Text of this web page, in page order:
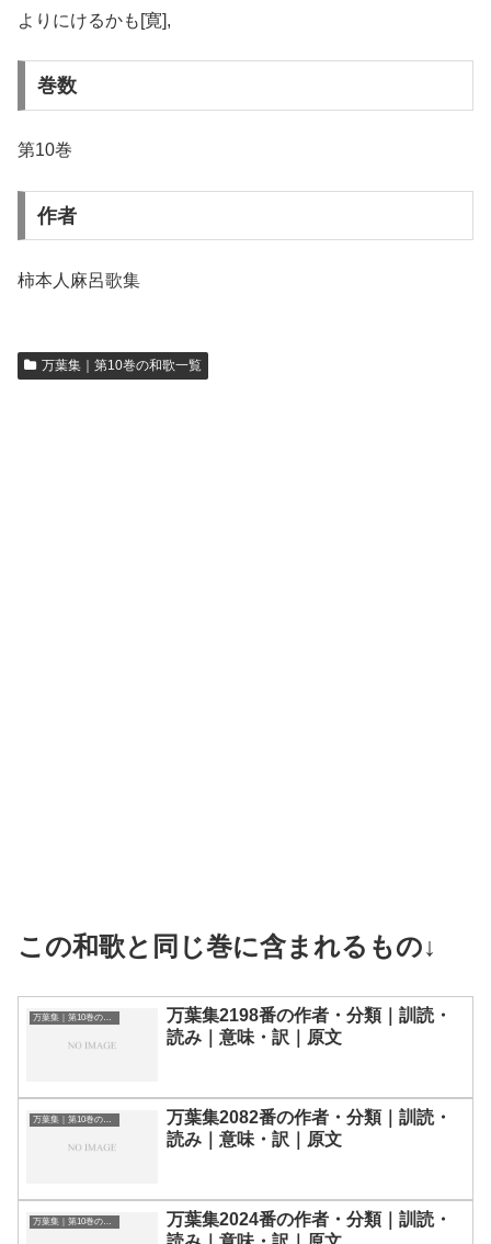
よりにけるかも[寛],
巻数
第10巻
作者
柿本人麻呂歌集
万葉集｜第10巻の和歌一覧
この和歌と同じ巻に含まれるもの↓
万葉集｜第10巻の和歌一覧
万葉集2198番の作者・分類｜訓読・
読み｜意味・訳｜原文
万葉集｜第10巻の和歌一覧
万葉集2082番の作者・分類｜訓読・
読み｜意味・訳｜原文
万葉集｜第10巻の和歌一覧
万葉集2024番の作者・分類｜訓読・